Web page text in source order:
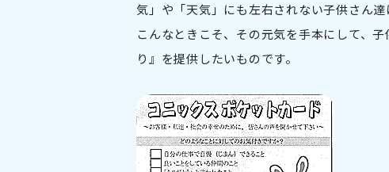
気」や「天気」にも左右されない子供さん達
こんなときこそ、その元気を手本にして、
り』を提供したいものです。